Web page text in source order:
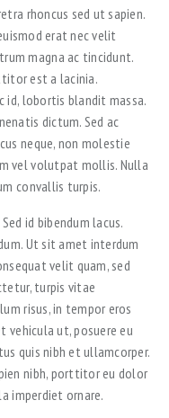
rhoncus sed ut sapien.
erat nec velit
magna ac tincidunt.
est a lacinia.
id, lobortis blandit massa.
dictum. Sed ac
neque, non molestie
vel volutpat mollis. Nulla
convallis turpis.
id bibendum lacus.
Ut sit amet interdum
velit quam, sed
turpis vitae
risus, in tempor eros
vehicula ut, posuere eu
quis nibh et ullamcorper.
nibh, porttitor eu dolor
imperdiet ornare.